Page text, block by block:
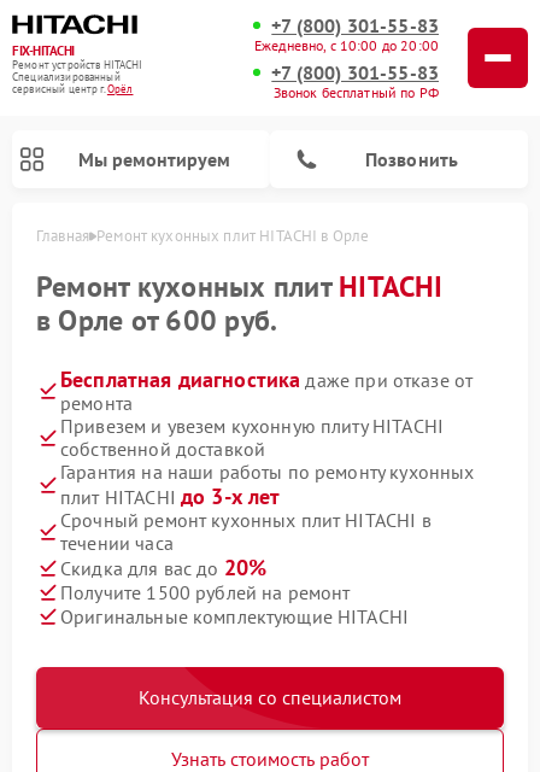
FIX-HITACHI
Ремонт устройств HITACHI
Специализированный
cервисный центр г.Орёл
+7 (800) 301-55-83
Ежедневно, с 10:00 до 20:00
+7 (800) 301-55-83
Звонок бесплатный по РФ
Мы ремонтируем Позвонить
Главная Ремонт кухонных плит HITACHI в Орле
Ремонт кухонных плитHITACHI
в Орле от 600 руб.
Бесплатная диагностика даже при отказе от
ремонта
Привезем и увезем кухонную плиту HITACHI
собственной доставкой
Гарантия на наши работы по ремонту кухонных
плит HITACHI до 3-х лет
Срочный ремонт кухонных плит HITACHI в
течении часа
Скидка для вас до 20%
Получите 1500 рублей на ремонт
Оригинальные комплектующие HITACHI
Консультация со специалистом
Узнать стоимость работ